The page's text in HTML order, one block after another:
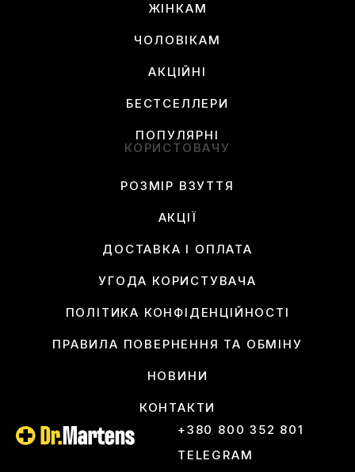
ЖІНКАМ
ЧОЛОВІКАМ
АКЦІЙНІ
БЕСТСЕЛЛЕРИ
ПОПУЛЯРНІ
КОРИСТОВАЧУ
РОЗМІР ВЗУТТЯ
АКЦІЇ
ДОСТАВКА І ОПЛАТА
УГОДА КОРИСТУВАЧА
ПОЛІТИКА КОНФІДЕНЦІЙНОСТІ
ПРАВИЛА ПОВЕРНЕННЯ ТА ОБМІНУ
НОВИНИ
КОНТАКТИ
+380 800 352 801
TELEGRAM